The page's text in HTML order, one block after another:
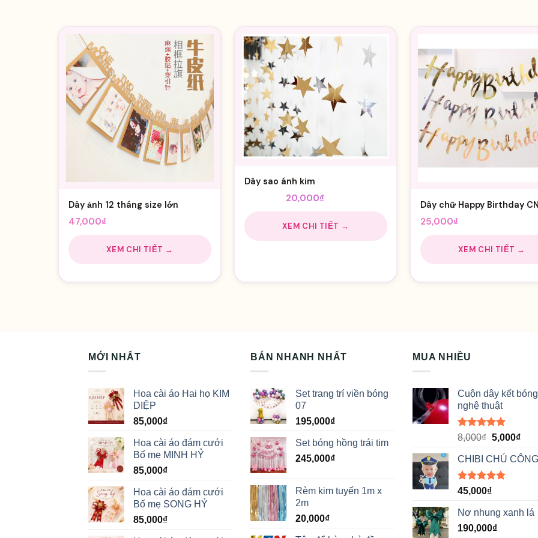
Dây ảnh 12 tháng size lớn
47,000₫
XEM CHI TIẾT →
Dây sao ánh kim
Giá
gốc
là:
25,000₫.
20,000₫
hiện
tại
là:
XEM CHI TIẾT →
Dây chữ Happy Birthday
25,000₫
XEM CHI TIẾT →
MỚI NHẤT
Hoa cài áo Hai họ KIM
DIỆP
85,000₫
Hoa cài áo đám cưới
Bố mẹ MINH HỶ
85,000₫
Hoa cài áo đám cưới
Bố mẹ SONG HỶ
85,000₫
BÁN NHANH NHẤT
Set trang trí viền bóng
07
195,000₫
Set bóng hồng trái tim
245,000₫
Rèm kim tuyến 1m x
2m
20,000₫
MUA NHIỀU
Cuộn dây kết bóng
nghệ thuật
Được xếp
5 sao
8,000₫ Giá
là:
8,000₫.
5,000₫Giá
tại
CHIBI CHÚ
Được xếp
5 sao
45,000₫
Nơ nhung xanh lá
190,000₫